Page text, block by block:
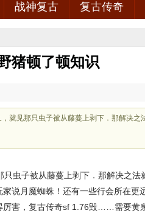
战神复古 复古传奇
猪顿了顿知识
就见那只虫子被从藤蔓上剥下．那解决之
虫子被从藤蔓上剥下．那解决之法
说月魔蜘蛛！还有一些行会所在更
厉害，复古传奇sf 1.76毁……需要黄